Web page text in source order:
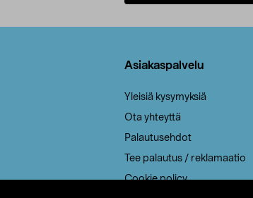
Asiakaspalvelu
Yleisiä kysymyksiä
Ota yhteyttä
Palautusehdot
Tee palautus / reklamaatio
Cookie policy